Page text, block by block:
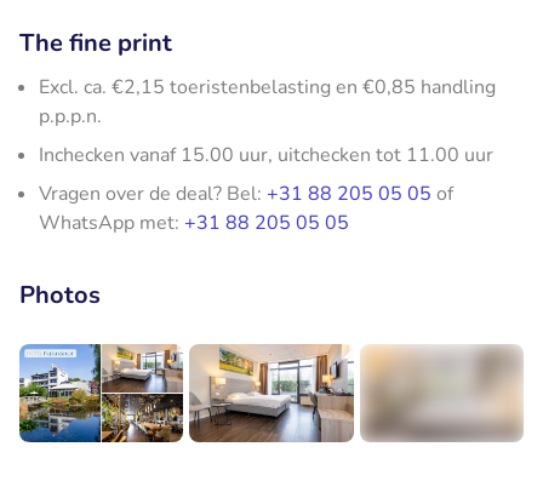
The fine print
Excl. ca. €2,15 toeristenbelasting en €0,85 handling
p.p.p.n.
Inchecken vanaf 15.00 uur, uitchecken tot 11.00 uur
Vragen over de deal? Bel: +31 88 205 05 05 of
WhatsApp met: +31 88 205 05 05
Photos